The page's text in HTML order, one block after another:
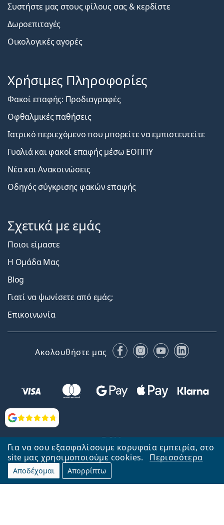
Για να σου εξασφαλίσουμε κορυφαία εμπειρία, στο
site μας χρησιμοποιούμε cookies.
Περισσότερα
Αποδέχομαι Απορρίπτω
Αξιολογήσεις
Συστήστε μας στους φίλους σας & κερδίστε
Δωροεπιταγές
Οικολογικές αγορές
Χρήσιμες Πληροφορίες
Φακοί επαφής: Προδιαγραφές
Οφθαλμικές παθήσεις
Ιατρικό περιεχόμενο που μπορείτε να εμπιστευτείτε
Γυαλιά και φακοί επαφής μέσω ΕΟΠΠΥ
Νέα και Ανακοινώσεις
Οδηγός σύγκρισης φακών επαφής
Σχετικά με εμάς
Ποιοι είμαστε
Η Ομάδα Μας
Blog
Γιατί να ψωνίσετε από εμάς;
Επικοινωνία
Ακολουθήστε μας FacebookInstagram
YouTubeLinkedIn
Επιστροφή στην αρχική σελίδα